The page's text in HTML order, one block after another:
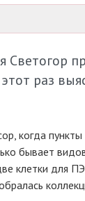
Светогор
раз
когда
бывает
клетки для